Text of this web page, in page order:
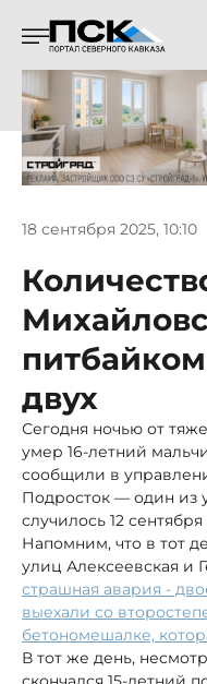
18 сентября 2025, 10:10
двух
Сегодня ночью от
умер 16-летний
сообщили в
Подросток — один из
случилось 12
Напомним, что в тот
улиц Алексеевская и
страшная авария -
выехали со
бетономешалке,
В тот же день,